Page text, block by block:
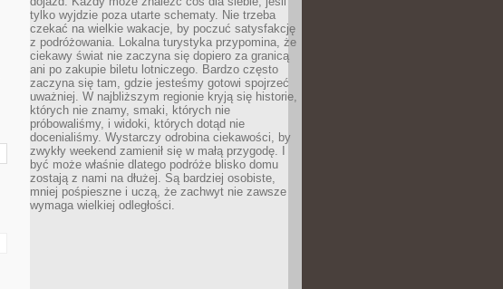
tylko wyjdzie poza utarte schematy. Nie trzeba
czekać na wielkie wakacje, by poczuć satysfakcję
z podróżowania. Lokalna turystyka przypomina, że
ciekawy świat nie zaczyna się dopiero za granicą
ani po zakupie biletu lotniczego. Bardzo często
zaczyna się tam, gdzie jesteśmy gotowi spojrzeć
uważniej. W najbliższym regionie kryją się historie,
których nie znamy, smaki, których nie
próbowaliśmy, i widoki, których dotąd nie
docenialiśmy. Wystarczy odrobina ciekawości, by
zwykły weekend zamienił się w małą przygodę. I
być może właśnie dlatego podróże blisko domu
zostają z nami na dłużej. Są bardziej osobiste,
mniej pośpieszne i uczą, że zachwyt nie zawsze
wymaga wielkiej odległości.